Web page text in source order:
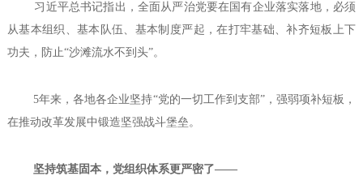
习近平总书记指出，全面从严治党要在国有企业落实落地，必须
从基本组织、基本队伍、基本制度严起，在打牢基础、补齐短板上下
功夫，防止“沙滩流水不到头”。
5年来，各地各企业坚持“党的一切工作到支部”，强弱项补短板，
在推动改革发展中锻造坚强战斗堡垒。
坚持筑基固本，党组织体系更严密了——